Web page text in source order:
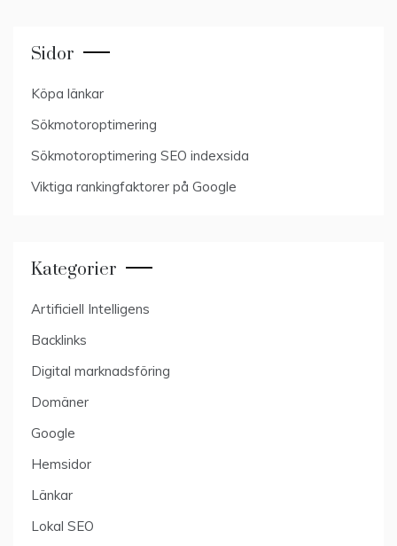
Sidor
Köpa länkar
Sökmotoroptimering
Sökmotoroptimering SEO indexsida
Viktiga rankingfaktorer på Google
Kategorier
Artificiell Intelligens
Backlinks
Digital marknadsföring
Domäner
Google
Hemsidor
Länkar
Lokal SEO